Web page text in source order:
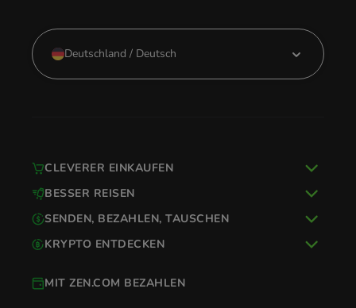
Deutschland / Deutsch
MIT ZEN.COM BEZAHLEN
CLEVERER EINKAUFEN
BESSER REISEN
SENDEN, BEZAHLEN, TAUSCHEN
KRYPTO ENTDECKEN